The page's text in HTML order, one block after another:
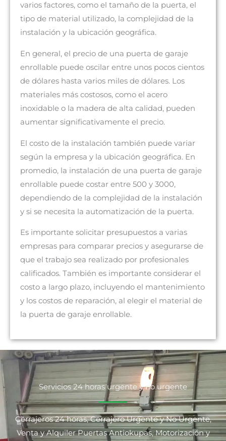
varios factores, como el tamaño de la puerta, el
tipo de material utilizado, la complejidad de la
instalación y la ubicación geográfica.
En general, el precio de una puerta de garaje
enrollable puede oscilar entre unos pocos cientos
de dólares hasta varios miles de dólares. Los
materiales más costosos, como el acero
inoxidable o la madera de alta calidad, pueden
aumentar significativamente el precio.
El costo de la instalación también puede variar
según la empresa y la ubicación geográfica. En
promedio, la instalación de una puerta de garaje
enrollable puede costar entre 500 y 3000,
dependiendo de la complejidad de la instalación
y si se necesita la automatización de la puerta.
Es importante solicitar presupuestos a varias
empresas para comparar precios y asegurarse de
que el trabajo sea realizado por profesionales
calificados. También es importante considerar el
costo a largo plazo, incluyendo el mantenimiento
y los costos de reparación, al elegir el material de
la puerta de garaje enrollable.
Servicios 24 horas urgente y no urgente
Cerrajeros 24 horas, Cerrajero Urgente y No Urgente,
Venta y Alquiler Puertas Antiokupas, Motorización y